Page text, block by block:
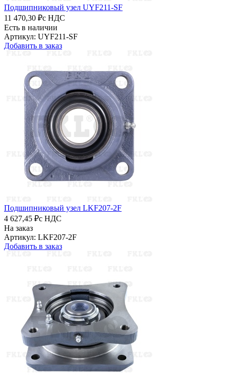
Подшипниковый узел UYF211-SF
11 470,30 ₽с НДС
Есть в наличии
Артикул: UYF211-SF
Добавить в заказ
Подшипниковый узел LKF207-2F
4 627,45 ₽с НДС
На заказ
Артикул: LKF207-2F
Добавить в заказ